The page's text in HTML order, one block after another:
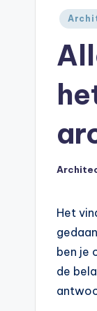
Het
ben je
de